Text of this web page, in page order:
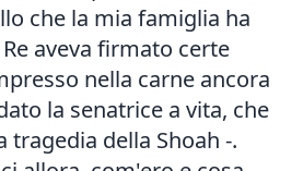
che la mia famiglia ha
aveva firmato certe
nella carne ancora
la senatrice a vita, che
tragedia della Shoah -.